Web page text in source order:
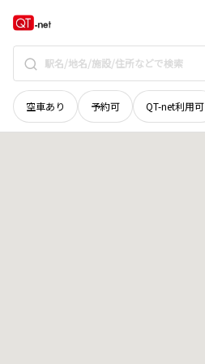
空車あり 予約可 QT-net利用可
滋賀県